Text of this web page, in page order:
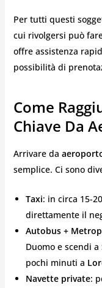
Per tutti questi
cui rivolgersi può
offre assistenza
possibilità di
Come
Chiave Da
Arrivare da
semplice. Ci sono
Taxi: in circa 15-
direttamente il
Autobus +
Duomo e scendi
pochi minuti a
Navette private: